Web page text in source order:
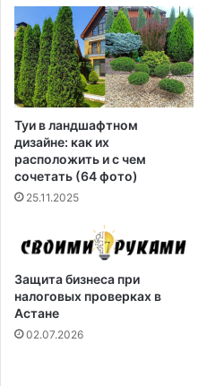
Туи в ландшафтном
дизайне: как их
расположить и с чем
сочетать (64 фото)
25.11.2025
Защита бизнеса при
налоговых проверках в
Астане
02.07.2026